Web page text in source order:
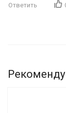
Ответить